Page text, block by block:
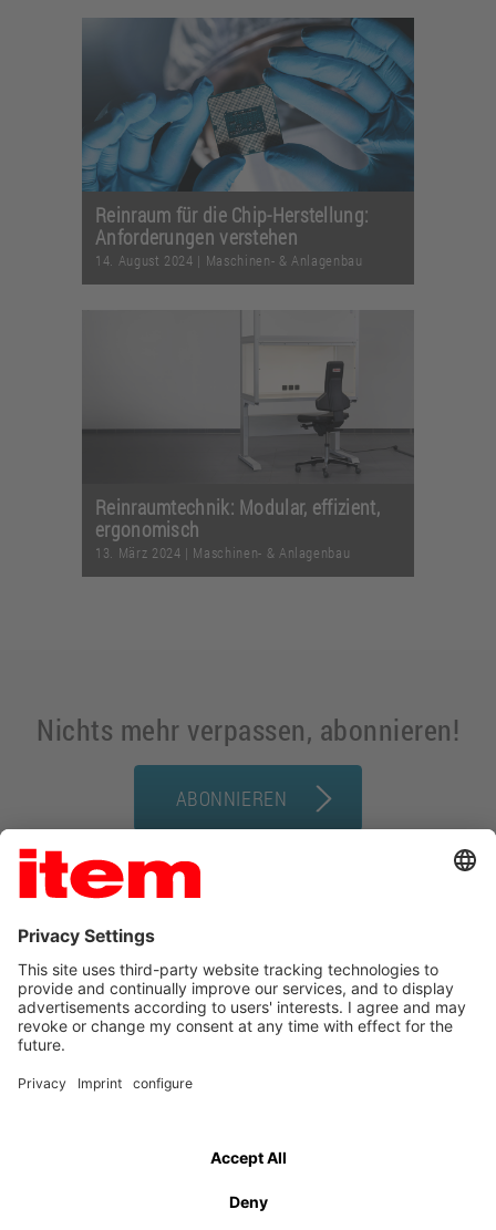
Reinraum für die Chip-Herstellung:
Anforderungen verstehen
14. August 2024 | Maschinen- & Anlagenbau
Reinraumtechnik: Modular, effizient,
ergonomisch
13. März 2024 | Maschinen- & Anlagenbau
Nichts mehr verpassen, abonnieren!
ABONNIEREN